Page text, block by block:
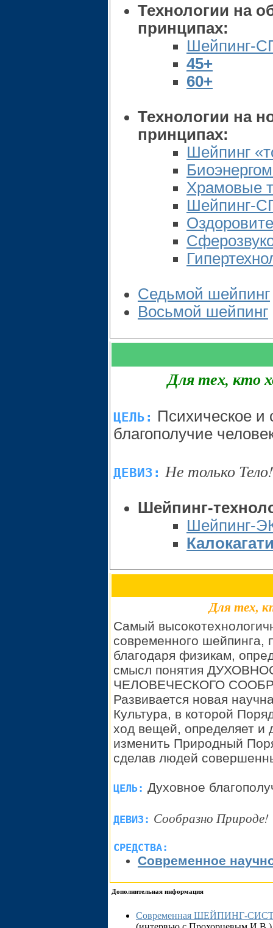
Технологии на
принципах:
Шейпинг-
45+
60+
Технологии на
принципах:
Шейпинг
Храмовые
Шейпинг-
Седьмой шейпинг
Восьмой шейпинг
Для тех, кто
ЦЕЛЬ: Психическое и
благополучие
ДЕВИЗ: Не только Тело!
Шейпинг-
Шейпинг-
Для тех,
Самый
современного шейпинга,
благодаря физикам,
смысл понятия
ЧЕЛОВЕЧЕСКОГО
Развивается новая
Культура, в которой
ход вещей, определяет и
изменить Природный
сделав людей
ЦЕЛЬ: Духовное
ДЕВИЗ: Сообразно Природе!
СРЕДСТВА:
Современное
Дополнительная информация
Современная ШЕЙПИНГ-